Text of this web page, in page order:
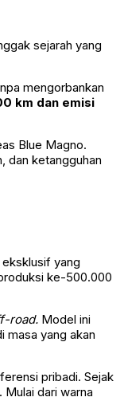
sejarah yang
mengorbankan
km dan emisi
Blue Magno.
dan ketangguhan
yang
ke-500.000
road. Model ini
masa yang akan
pribadi. Sejak
dari warna